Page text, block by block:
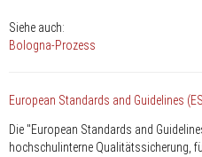
Siehe auch:
Bologna-Prozess
European Standards and Guidelines
Die "European Standards and
hochschulinterne Qualitätssicherung,